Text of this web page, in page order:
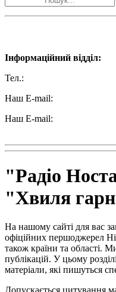
Інформаційний відділ:
Тел.:
Наш E-mail:
Наш E-mail:
"Радіо
"Хвиля
На нашому сайті для вас
офіційних першоджерел
також країни та області.
публікацій. У цьому
матеріали, які пишуться